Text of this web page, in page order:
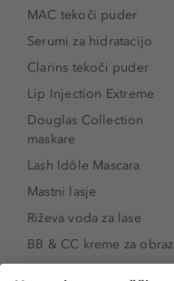
MAC tekoči puder
Serumi za hidratacijo
Clarins tekoči puder
Lip Injection Extreme
Douglas Collection
maskare
Lash Idôle Mascara
Mastni lasje
Riževa voda za lase
BB & CC kreme za obraz